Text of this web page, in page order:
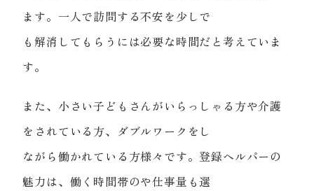
ます。一人で訪問する不安を少しで
も解消してもらうには必要な時間だと考えていま
す。
また、小さい子どもさんがいらっしゃる方や介護
をされている方、ダブルワークをし
ながら働かれている方様々です。登録ヘルパーの
魅力は、働く時間帯のや仕事量も選